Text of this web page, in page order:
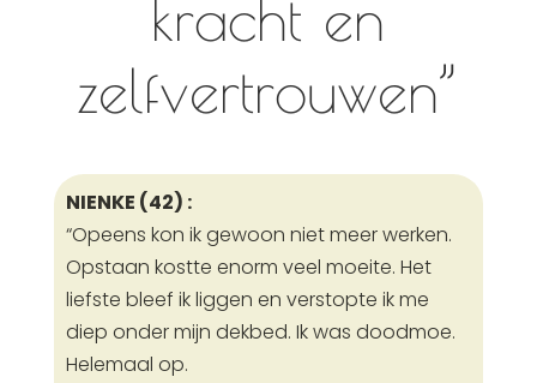
kracht en
zelfvertrouwen”
NIENKE (42) :
“Opeens kon ik gewoon niet meer werken.
Opstaan kostte enorm veel moeite. Het
liefste bleef ik liggen en verstopte ik me
diep onder mijn dekbed. Ik was doodmoe.
Helemaal op.